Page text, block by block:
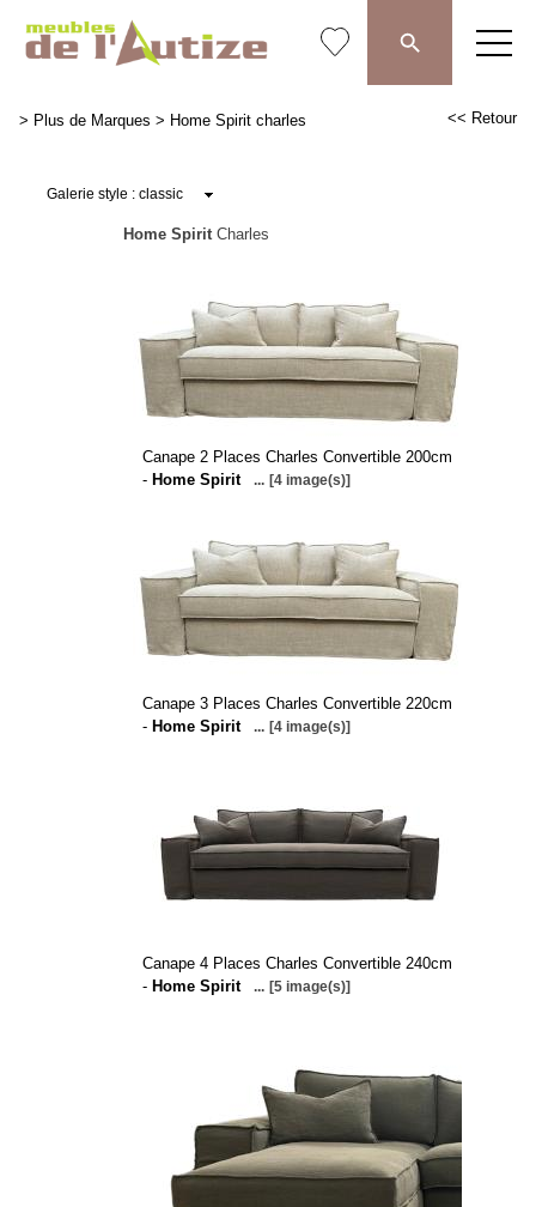
> Plus de Marques > Home Spirit charles << Retour
Home SpiritCharles
Canape 2 Places Charles Convertible 200cm
- Home Spirit ... [4 image(s)]
Canape 3 Places Charles Convertible 220cm
- Home Spirit ... [4 image(s)]
Canape 4 Places Charles Convertible 240cm
- Home Spirit ... [5 image(s)]